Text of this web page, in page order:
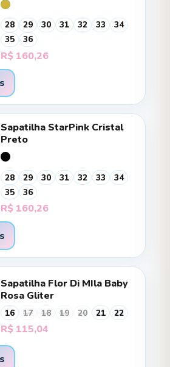
28 29 30 31 32 33
34
35
36
R$ 160,26
Sapatilha StarPink Cristal
Preto
28 29 30 31 32 33
34
35
36
R$ 160,26
Sapatilha Flor Di MIla Baby
Rosa Gliter
16 17 18 19 20 21 22
R$ 115,04